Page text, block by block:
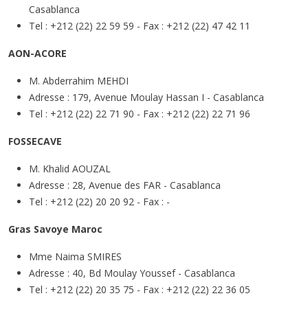
Casablanca
Tel : +212 (22) 22 59 59 - Fax : +212 (22) 47 42 11
AON-ACORE
M. Abderrahim MEHDI
Adresse : 179, Avenue Moulay Hassan I - Casablanca
Tel : +212 (22) 22 71 90 - Fax : +212 (22) 22 71 96
FOSSECAVE
M. Khalid AOUZAL
Adresse : 28, Avenue des FAR - Casablanca
Tel : +212 (22) 20 20 92 - Fax : -
Gras Savoye Maroc
Mme Naima SMIRES
Adresse : 40, Bd Moulay Youssef - Casablanca
Tel : +212 (22) 20 35 75 - Fax : +212 (22) 22 36 05